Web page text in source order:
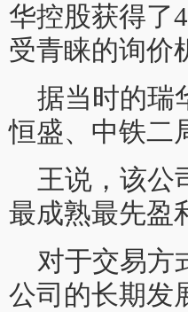
华控股获得了
受青睐的询价
据当时的瑞
恒盛、中铁二
王说，该公
最成熟最先盈
对于交易方
公司的长期发